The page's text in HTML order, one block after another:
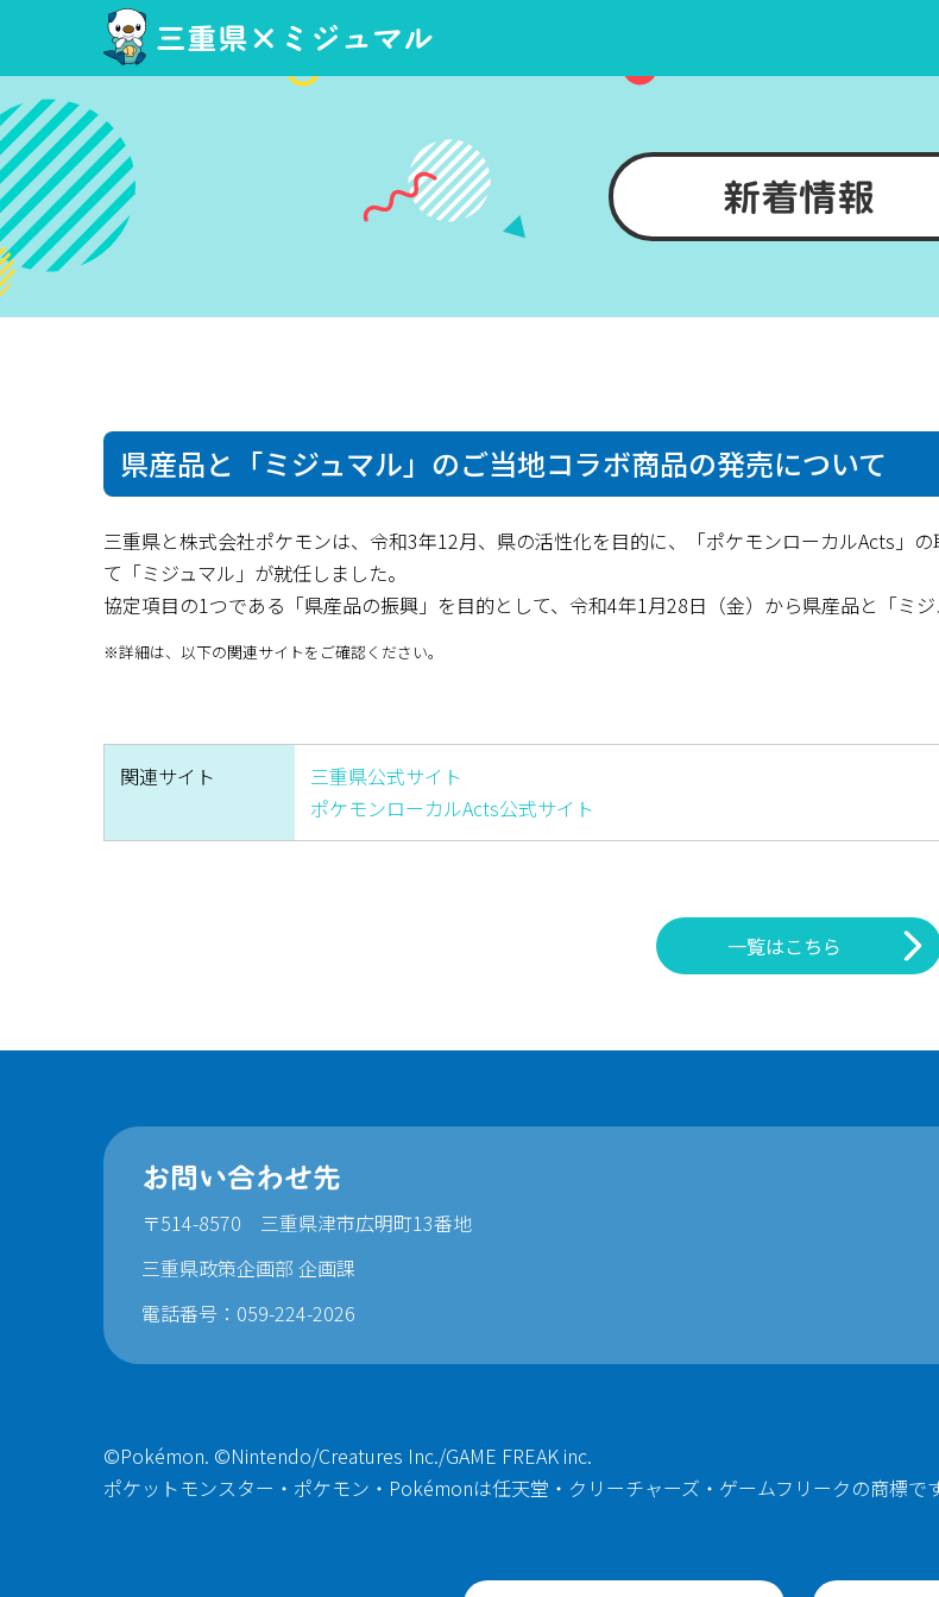
三重県×ミジュマル
新着情報
県産品と「ミジュマル」のご当地コラボ商品の発売について
三重県と株式会社ポケモンは、令和3年12月、県の活性化を目的に、「ポケモンローカルActs」
て「ミジュマル」が就任しました。
協定項目の1つである「県産品の振興」を目的として、令和4年1月28日（金）から県産品と「ミジ
※詳細は、以下の関連サイトをご確認ください。
関連サイト
三重県公式サイト
ポケモンローカルActs公式サイト
一覧はこちら
お問い合わせ先
〒514-8570 三重県津市広明町13番地
三重県政策企画部 企画課
電話番号：059-224-2026
©Pokémon. ©Nintendo/Creatures Inc./GAME FREAK inc.
ポケットモンスター・ポケモン・Pokémonは任天堂・クリーチャーズ・ゲームフリークの商標です